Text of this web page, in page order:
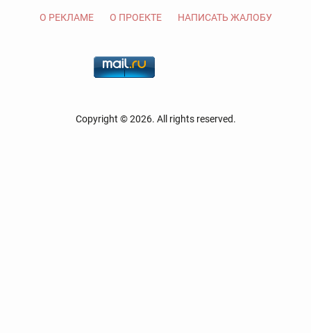
О РЕКЛАМЕ О ПРОЕКТЕ НАПИСАТЬ ЖАЛОБУ
Copyright © 2026. All rights reserved.